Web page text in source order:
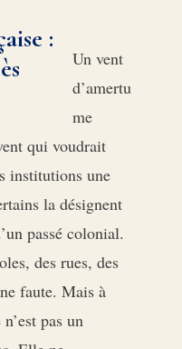
Un vent
d’amertu
me
qui voudrait
institutions une
la désignent
passé colonial.
des rues, des
faute. Mais à
pas un